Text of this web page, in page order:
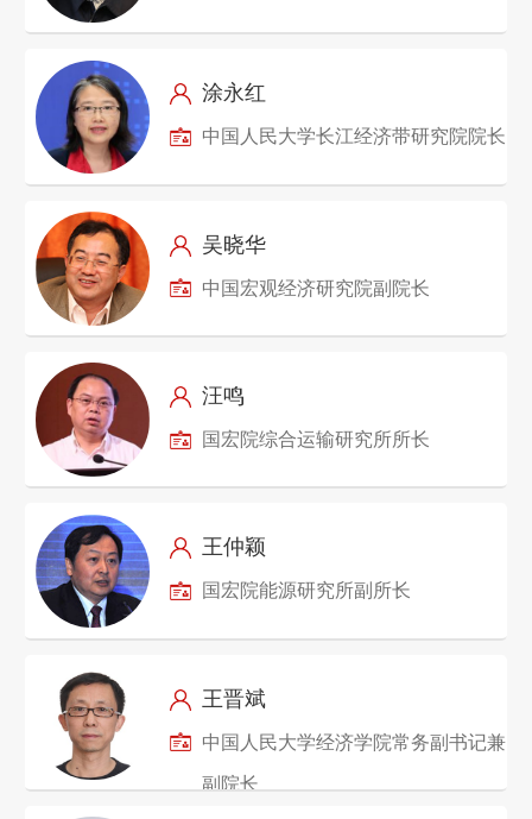
涂永红
中国人民大学长江经济带研究院院长
吴晓华
中国宏观经济研究院副院长
汪鸣
国宏院综合运输研究所所长
王仲颖
国宏院能源研究所副所长
王晋斌
中国人民大学经济学院常务副书记兼
副院长